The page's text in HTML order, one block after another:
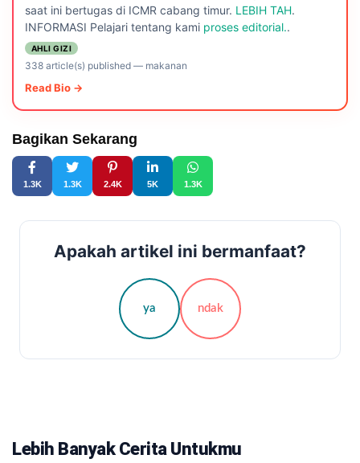
saat ini bertugas di ICMR cabang timur. LEBIH TAH.
INFORMASI Pelajari tentang kami proses editorial..
AHLI GIZI
338 article(s) published— makanan
Read Bio →
Bagikan Sekarang
1.3K 1.3K 2.4K 5K 1.3K
Apakah artikel ini bermanfaat?
ya ndak
Lebih Banyak Cerita Untukmu